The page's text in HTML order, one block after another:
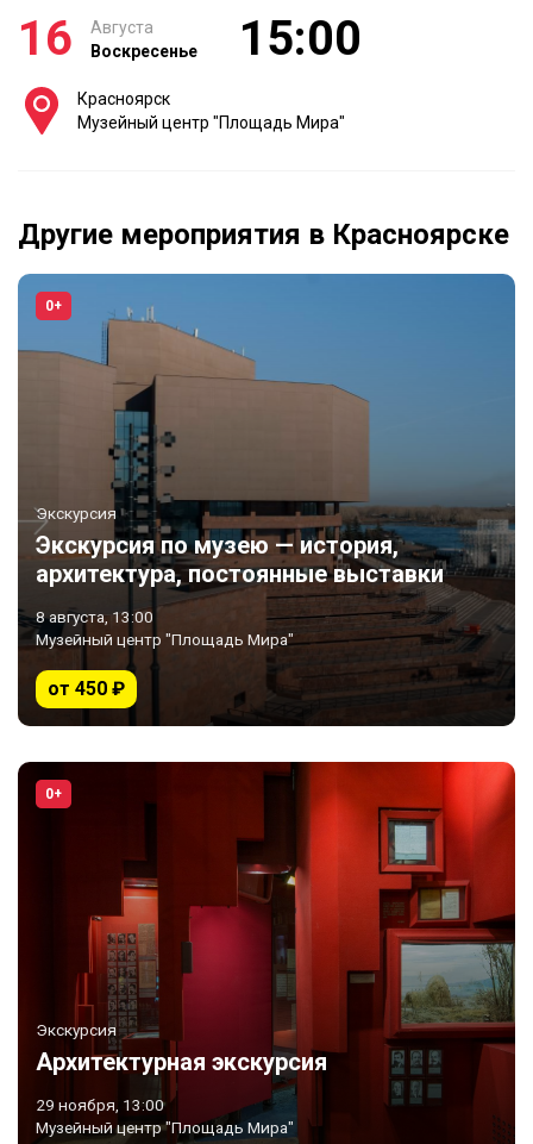
16
Августа
Воскресенье
15:00
Красноярск
Музейный центр "Площадь Мира"
Другие мероприятия в Красноярске
0+
Экскурсия
Экскурсия по музею — история,
архитектура, постоянные выставки
8 августа, 13:00
Музейный центр "Площадь Мира"
от 450 ₽
0+
Экскурсия
Архитектурная экскурсия
29 ноября, 13:00
Музейный центр "Площадь Мира"